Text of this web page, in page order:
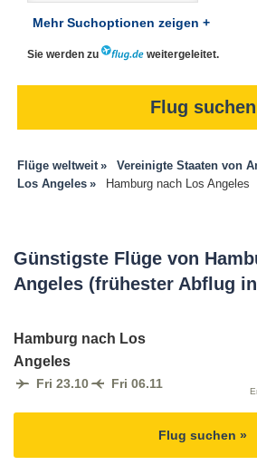
Mehr Suchoptionen zeigen +
Sie werden zu weitergeleitet.
Flug suchen
Flüge weltweit
Vereinigte Staaten von
Los Angeles
Hamburg nach Los Angeles
Günstigste Flüge von
Angeles (frühester Abflug
Hamburg nach Los
Angeles
Fri 23.10 Fri 06.11
Flug suchen »